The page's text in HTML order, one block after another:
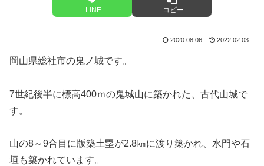
LINE コピー
2020.08.06 2022.02.03
岡山県総社市の鬼ノ城です。
7世紀後半に標高400ｍの鬼城山に築かれた、古代山城で
す。
山の8～9合目に版築土塁が2.8㎞に渡り築かれ、水門や石
垣も築かれています。